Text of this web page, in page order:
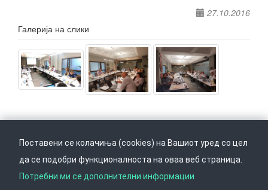
27.10.2016
Галерија на слики
Врати се горе Следете не на
Поставени се колачиња (cookies) на Вашиот уред со цел
да се подобри функционалноста на оваа веб страница.
Потребни ми се дополнителни информации